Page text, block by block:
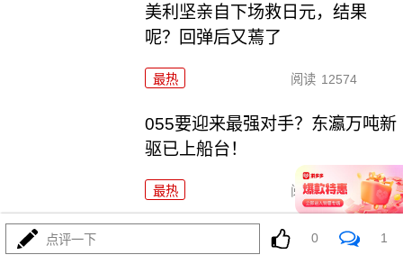
美利坚亲自下场救日元，结果
呢？回弹后又蔫了
最热 阅读 12574
055要迎来最强对手？东瀛万吨新
驱已上船台！
最热 阅读 11450
科幻片照进了现实，东大机器狼驮着武器冲锋！
点评一下 0 1